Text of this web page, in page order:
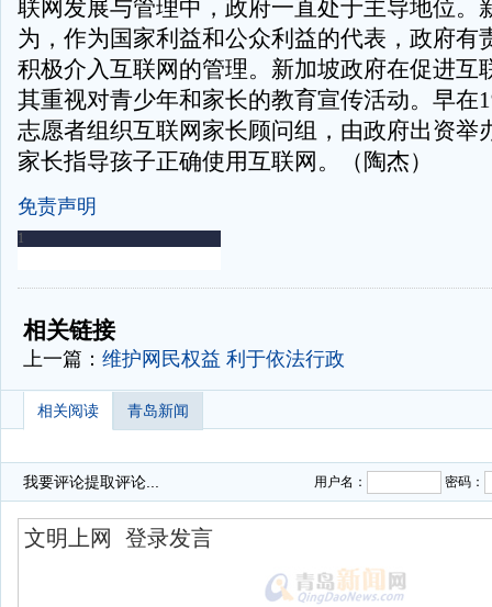
联网发展与管理中，政府一直处于主导地位。
为，作为国家利益和公众利益的代表，政府有
积极介入互联网的管理。新加坡政府在促进互
其重视对青少年和家长的教育宣传活动。早在
志愿者组织互联网家长顾问组，由政府出资举
家长指导孩子正确使用互联网。（陶杰）
免责声明
-
相关链接
上一篇： 维护网民权益 利于依法行政
相关阅读 青岛新闻
我要评论提取评论... 用户名： 密码：